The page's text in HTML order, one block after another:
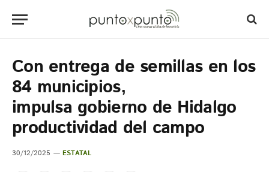
Con entrega de semillas en los
84 municipios,
impulsa gobierno de Hidalgo
productividad del campo
30/12/2025 ESTATAL